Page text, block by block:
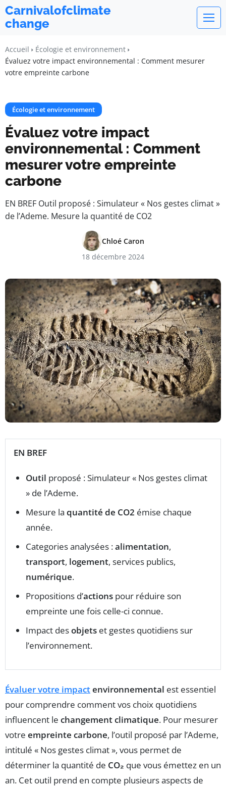
Carnivalofclimate
change
Accueil
Écologie et environnement
Évaluez votre impact environnemental : Comment mesurer
votre empreinte carbone
Écologie et environnement
Évaluez votre impact
environnemental : Comment
mesurer votre empreinte
carbone
EN BREF Outil proposé : Simulateur « Nos gestes climat »
de l’Ademe. Mesure la quantité de CO2
Chloé Caron
18 décembre 2024
EN BREF
Outil proposé : Simulateur « Nos gestes climat
» de l’Ademe.
Mesure la quantité de CO2 émise chaque
année.
Categories analysées :alimentation,
transport, logement, services publics,
numérique.
Propositions d’actions pour réduire son
empreinte une fois celle-ci connue.
Impact desobjets et gestes quotidiens sur
l’environnement.
Évaluer votre impactenvironnemental est essentiel
pour comprendre comment vos choix quotidiens
influencent le changement climatique. Pour mesurer
votre empreinte carbone, l’outil proposé par l’Ademe,
intitulé « Nos gestes climat », vous permet de
déterminer la quantité de CO₂ que vous émettez en un
an. Cet outil prend en compte plusieurs aspects de